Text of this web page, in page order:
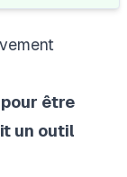
être
un outil